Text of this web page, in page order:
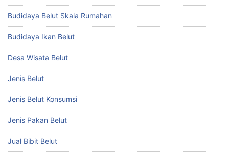
Budidaya Belut Skala Rumahan
Budidaya Ikan Belut
Desa Wisata Belut
Jenis Belut
Jenis Belut Konsumsi
Jenis Pakan Belut
Jual Bibit Belut